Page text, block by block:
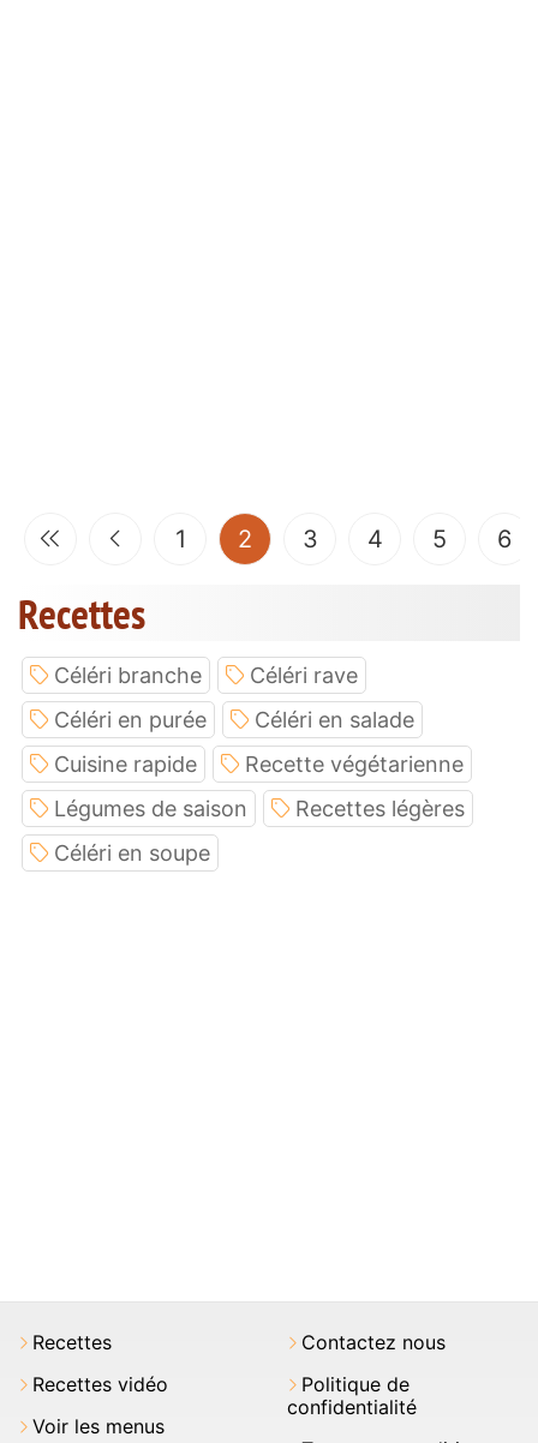
1 2 (current)
3 4 5 6
Recettes
Céléri branche
Céléri rave
Céléri en purée
Céléri en salade
Cuisine rapide
Recette végétarienne
Légumes de saison
Recettes légères
Céléri en soupe
Recettes
Recettes vidéo
Voir les menus
Contactez nous
Politique de
confidentialité